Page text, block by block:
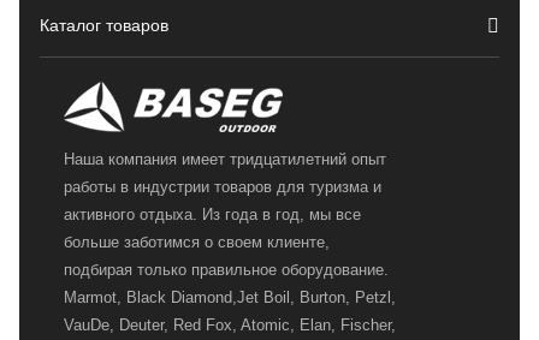
Каталог товаров
Наша компания имеет тридцатилетний опыт
работы в индустрии товаров для туризма и
активного отдыха. Из года в год, мы все
больше заботимся о своем клиенте,
подбирая только правильное оборудование.
Marmot, Black Diamond,Jet Boil, Burton, Petzl,
VauDe, Deuter, Red Fox, Atomic, Elan, Fischer,